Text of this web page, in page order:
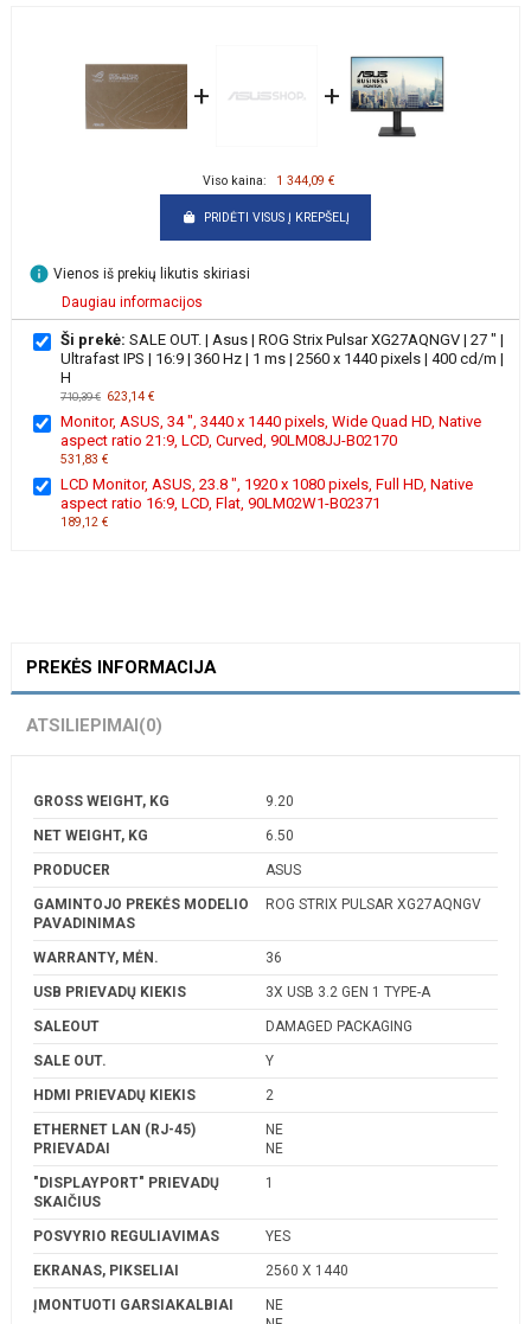
+ +
Viso kaina: 1 344,09 €
PRIDĖTI VISUS Į KREPŠELĮ
info Vienos iš prekių likutis skiriasi
Daugiau informacijos
Ši prekė: SALE OUT. | Asus | ROG Strix Pulsar XG27AQNGV | 27 " |
Ultrafast IPS | 16:9 | 360 Hz | 1 ms | 2560 x 1440 pixels | 400 cd/m |
H
710,39 € 623,14 €
Monitor, ASUS, 34 ", 3440 x 1440 pixels, Wide Quad HD, Native
aspect ratio 21:9, LCD, Curved, 90LM08JJ-B02170
531,83 €
LCD Monitor, ASUS, 23.8 ", 1920 x 1080 pixels, Full HD, Native
aspect ratio 16:9, LCD, Flat, 90LM02W1-B02371
189,12 €
PREKĖS INFORMACIJA
ATSILIEPIMAI(0)
GROSS WEIGHT, KG 9.20
NET WEIGHT, KG 6.50
PRODUCER ASUS
GAMINTOJO PREKĖS MODELIO
PAVADINIMAS
ROG STRIX PULSAR XG27AQNGV
WARRANTY, MĖN. 36
USB PRIEVADŲ KIEKIS 3X USB 3.2 GEN 1 TYPE-A
SALEOUT DAMAGED PACKAGING
SALE OUT. Y
HDMI PRIEVADŲ KIEKIS 2
ETHERNET LAN (RJ-45)
PRIEVADAI
NE
NE
"DISPLAYPORT" PRIEVADŲ
SKAIČIUS
1
POSVYRIO REGULIAVIMAS YES
EKRANAS, PIKSELIAI 2560 X 1440
ĮMONTUOTI GARSIAKALBIAI
NE